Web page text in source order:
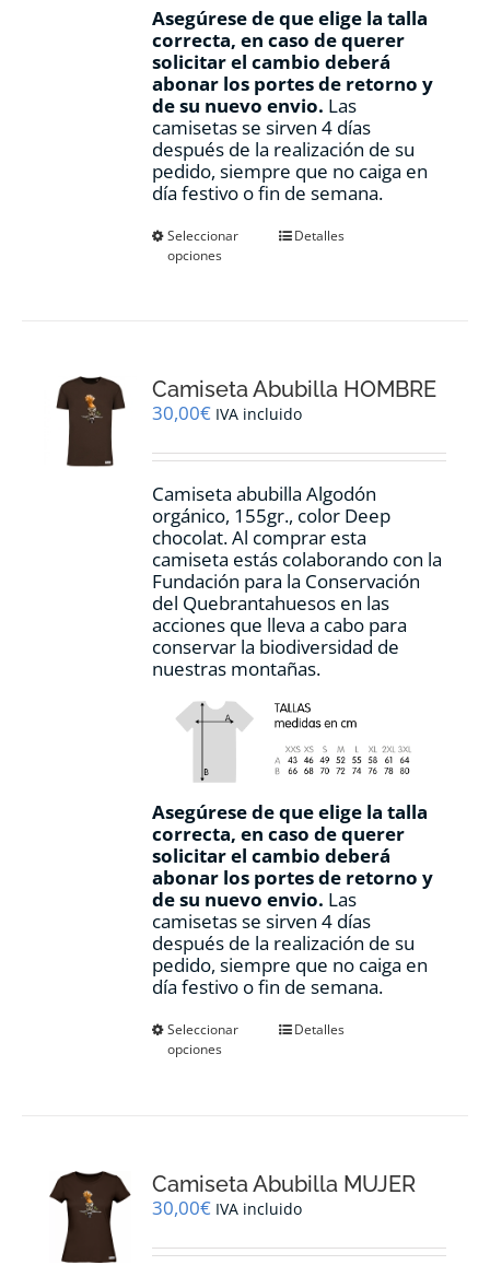
Asegúrese de que elige la talla
correcta, en caso de querer
solicitar el cambio deberá
abonar los portes de retorno y
de su nuevo envio. Las
camisetas se sirven 4 días
después de la realización de su
pedido, siempre que no caiga en
día festivo o fin de semana.
Seleccionar
opciones
Este
se
pueden
en
página
de
producto
Detalles
Camiseta Abubilla HOMBRE
30,00€ IVA incluido
Camiseta abubilla Algodón
orgánico, 155gr., color Deep
chocolat. Al comprar esta
camiseta estás colaborando con la
Fundación para la Conservación
del Quebrantahuesos en las
acciones que lleva a cabo para
conservar la biodiversidad de
nuestras montañas.
Asegúrese de que elige la talla
correcta, en caso de querer
solicitar el cambio deberá
abonar los portes de retorno y
de su nuevo envio. Las
camisetas se sirven 4 días
después de la realización de su
pedido, siempre que no caiga en
día festivo o fin de semana.
Seleccionar
opciones
Este
se
pueden
en
Detalles
Camiseta Abubilla MUJER
30,00€ IVA incluido